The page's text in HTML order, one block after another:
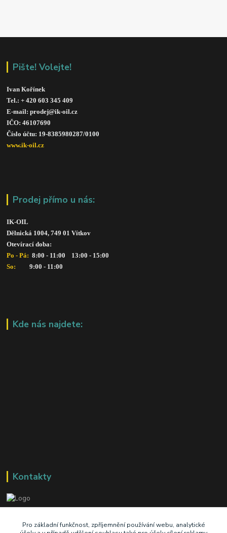
Pište! Volejte!
Ivan Kořínek
Tel.: + 420 603 345 409
E-mail: prodej@ik-oil.cz
IČO: 46107690
Číslo účtu: 19-8385980287/0100
www.ik-oil.cz
Prodej přímo u nás:
IK-OIL
Dělnická 1004, 749 01 Vítkov
Otevírací doba:
Po - Pá: 8:00 - 11:00    13:00 - 15:00
So:
      9:00 - 11:00
Kde nás najdete:
Kontakty
+420 603 345 409
Pro základní funkčnost, zpříjemnění používání webu, analytické